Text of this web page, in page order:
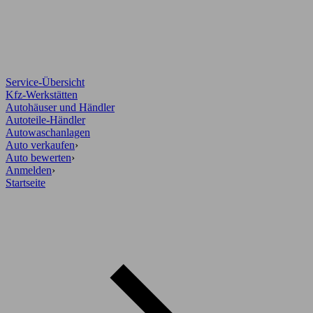
Service-Übersicht
Kfz-Werkstätten
Autohäuser und Händler
Autoteile-Händler
Autowaschanlagen
Auto verkaufen›
Auto bewerten›
Anmelden›
Startseite